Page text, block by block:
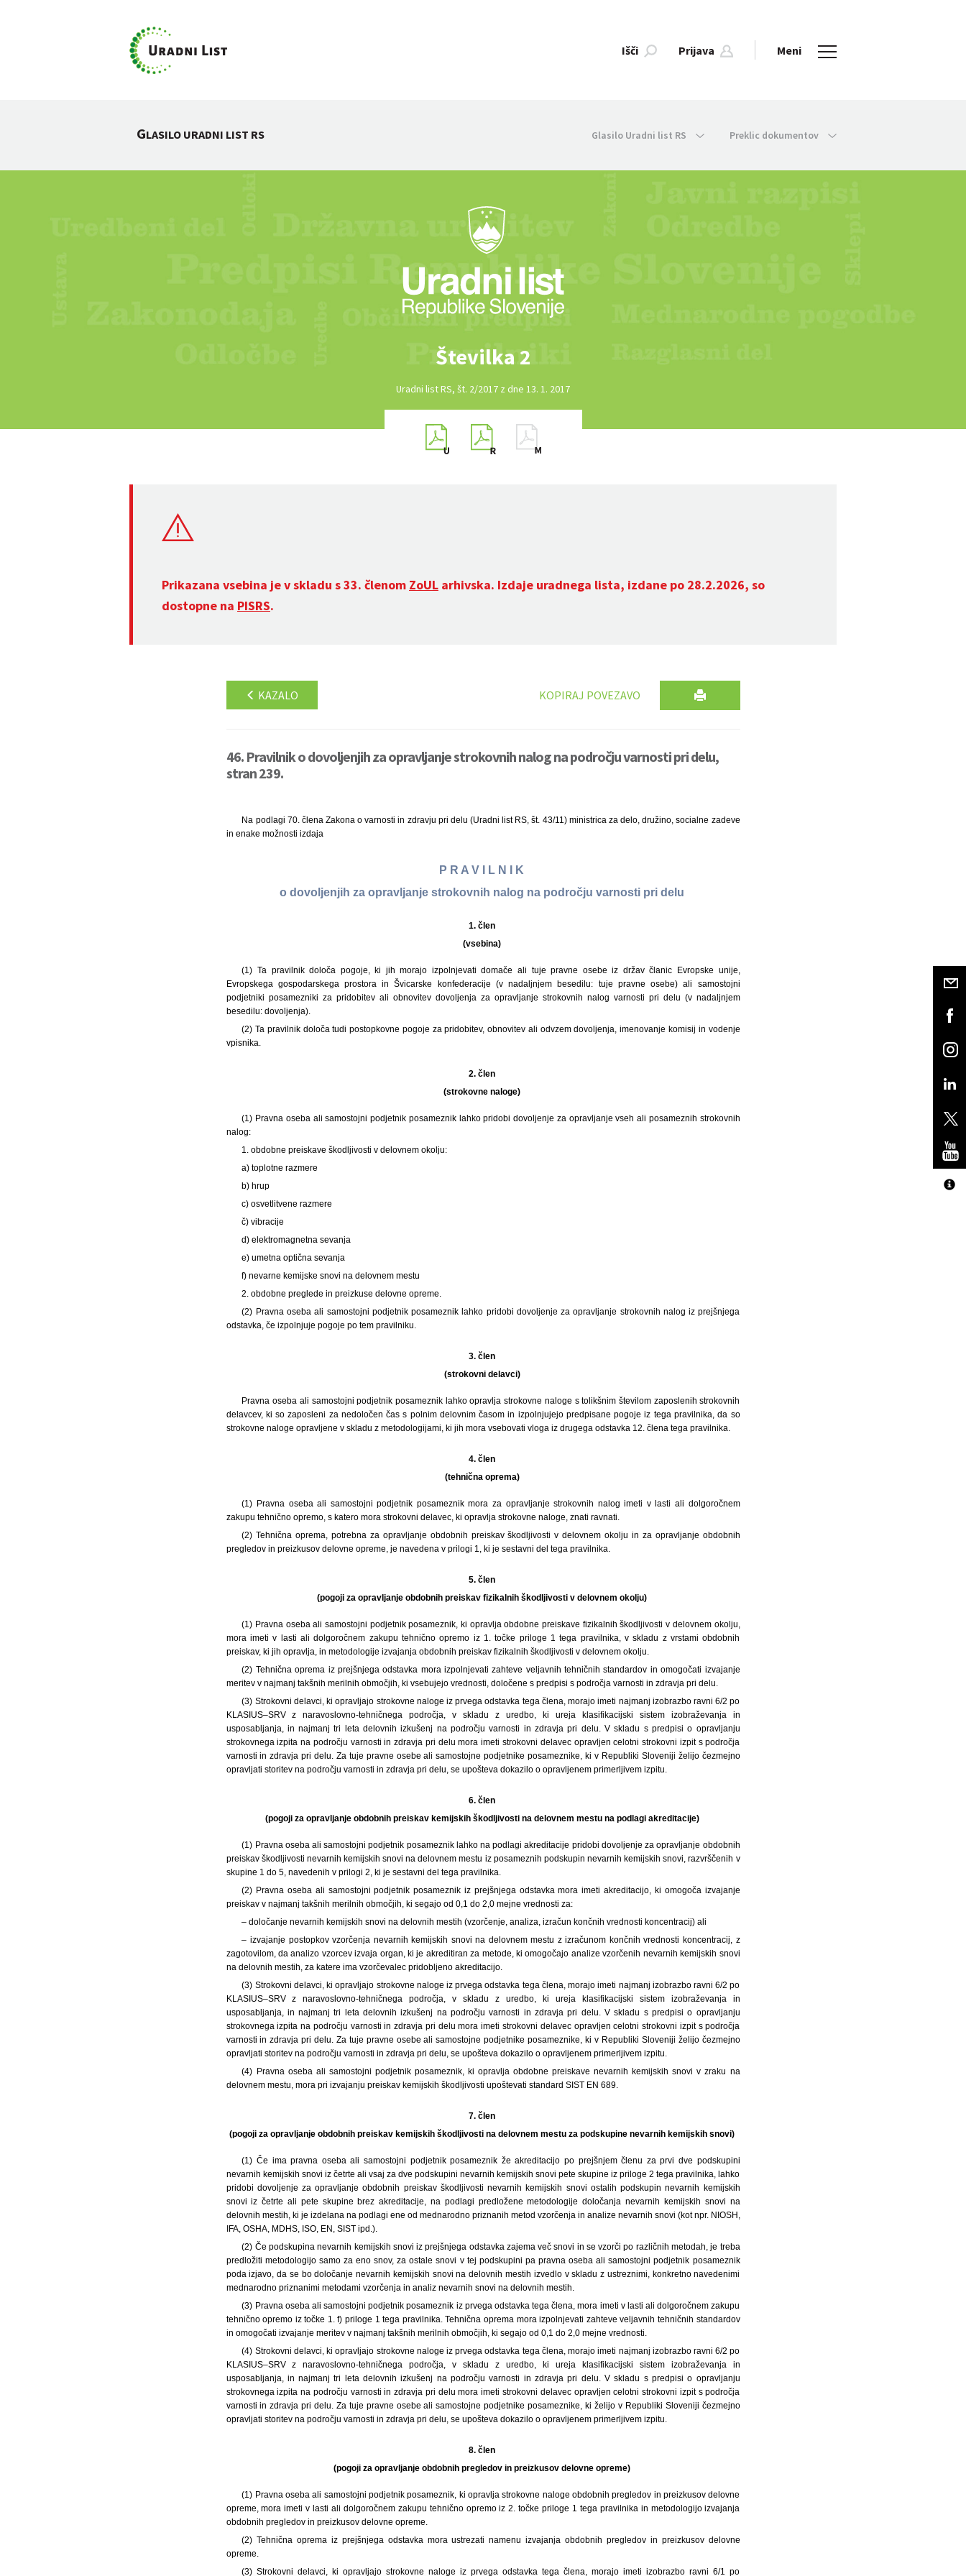
Išči Prijava Meni
GLASILO URADNI LIST RS Glasilo Uradni list RS Preklic dokumentov
Številka 2
Uradni list RS, št. 2/2017 z dne 13. 1. 2017
Prikazana vsebina je v skladu s 33. členom ZoUL arhivska. Izdaje uradnega lista, izdane po 28.2.2026, so
dostopne na PISRS.
KAZALO KOPIRAJ POVEZAVO
46. Pravilnik o dovoljenjih za opravljanje strokovnih nalog na področju varnosti pri delu,
stran 239.
Na podlagi 70. člena Zakona o varnosti in zdravju pri delu (Uradni list RS, št. 43/11) ministrica za delo, družino, socialne zadeve
in enake možnosti izdaja
P R A V I L N I K
o dovoljenjih za opravljanje strokovnih nalog na področju varnosti pri delu
1. člen
(vsebina)
(1) Ta pravilnik določa pogoje, ki jih morajo izpolnjevati domače ali tuje pravne osebe iz držav članic Evropske unije,
Evropskega gospodarskega prostora in Švicarske konfederacije (v nadaljnjem besedilu: tuje pravne osebe) ali samostojni
podjetniki posamezniki za pridobitev ali obnovitev dovoljenja za opravljanje strokovnih nalog varnosti pri delu (v nadaljnjem
besedilu: dovoljenja).
(2) Ta pravilnik določa tudi postopkovne pogoje za pridobitev, obnovitev ali odvzem dovoljenja, imenovanje komisij in vodenje
vpisnika.
2. člen
(strokovne naloge)
(1) Pravna oseba ali samostojni podjetnik posameznik lahko pridobi dovoljenje za opravljanje vseh ali posameznih strokovnih
nalog:
1. obdobne preiskave škodljivosti v delovnem okolju:
a) toplotne razmere
b) hrup
c) osvetlitvene razmere
č) vibracije
d) elektromagnetna sevanja
e) umetna optična sevanja
f) nevarne kemijske snovi na delovnem mestu
2. obdobne preglede in preizkuse delovne opreme.
(2) Pravna oseba ali samostojni podjetnik posameznik lahko pridobi dovoljenje za opravljanje strokovnih nalog iz prejšnjega
odstavka, če izpolnjuje pogoje po tem pravilniku.
3. člen
(strokovni delavci)
Pravna oseba ali samostojni podjetnik posameznik lahko opravlja strokovne naloge s tolikšnim številom zaposlenih strokovnih
delavcev, ki so zaposleni za nedoločen čas s polnim delovnim časom in izpolnjujejo predpisane pogoje iz tega pravilnika, da so
strokovne naloge opravljene v skladu z metodologijami, ki jih mora vsebovati vloga iz drugega odstavka 12. člena tega pravilnika.
4. člen
(tehnična oprema)
(1) Pravna oseba ali samostojni podjetnik posameznik mora za opravljanje strokovnih nalog imeti v lasti ali dolgoročnem
zakupu tehnično opremo, s katero mora strokovni delavec, ki opravlja strokovne naloge, znati ravnati.
(2) Tehnična oprema, potrebna za opravljanje obdobnih preiskav škodljivosti v delovnem okolju in za opravljanje obdobnih
pregledov in preizkusov delovne opreme, je navedena v prilogi 1, ki je sestavni del tega pravilnika.
5. člen
(pogoji za opravljanje obdobnih preiskav fizikalnih škodljivosti v delovnem okolju)
(1) Pravna oseba ali samostojni podjetnik posameznik, ki opravlja obdobne preiskave fizikalnih škodljivosti v delovnem okolju,
mora imeti v lasti ali dolgoročnem zakupu tehnično opremo iz 1. točke priloge 1 tega pravilnika, v skladu z vrstami obdobnih
preiskav, ki jih opravlja, in metodologije izvajanja obdobnih preiskav fizikalnih škodljivosti v delovnem okolju.
(2) Tehnična oprema iz prejšnjega odstavka mora izpolnjevati zahteve veljavnih tehničnih standardov in omogočati izvajanje
meritev v najmanj takšnih merilnih območjih, ki vsebujejo vrednosti, določene s predpisi s področja varnosti in zdravja pri delu.
(3) Strokovni delavci, ki opravljajo strokovne naloge iz prvega odstavka tega člena, morajo imeti najmanj izobrazbo ravni 6/2 po
KLASIUS–SRV z naravoslovno-tehničnega področja, v skladu z uredbo, ki ureja klasifikacijski sistem izobraževanja in
usposabljanja, in najmanj tri leta delovnih izkušenj na področju varnosti in zdravja pri delu. V skladu s predpisi o opravljanju
strokovnega izpita na področju varnosti in zdravja pri delu mora imeti strokovni delavec opravljen celotni strokovni izpit s področja
varnosti in zdravja pri delu. Za tuje pravne osebe ali samostojne podjetnike posameznike, ki v Republiki Sloveniji želijo čezmejno
opravljati storitev na področju varnosti in zdravja pri delu, se upošteva dokazilo o opravljenem primerljivem izpitu.
6. člen
(pogoji za opravljanje obdobnih preiskav kemijskih škodljivosti na delovnem mestu na podlagi akreditacije)
(1) Pravna oseba ali samostojni podjetnik posameznik lahko na podlagi akreditacije pridobi dovoljenje za opravljanje obdobnih
preiskav škodljivosti nevarnih kemijskih snovi na delovnem mestu iz posameznih podskupin nevarnih kemijskih snovi, razvrščenih v
skupine 1 do 5, navedenih v prilogi 2, ki je sestavni del tega pravilnika.
(2) Pravna oseba ali samostojni podjetnik posameznik iz prejšnjega odstavka mora imeti akreditacijo, ki omogoča izvajanje
preiskav v najmanj takšnih merilnih območjih, ki segajo od 0,1 do 2,0 mejne vrednosti za:
– določanje nevarnih kemijskih snovi na delovnih mestih (vzorčenje, analiza, izračun končnih vrednosti koncentracij) ali
– izvajanje postopkov vzorčenja nevarnih kemijskih snovi na delovnem mestu z izračunom končnih vrednosti koncentracij, z
zagotovilom, da analizo vzorcev izvaja organ, ki je akreditiran za metode, ki omogočajo analize vzorčenih nevarnih kemijskih snovi
na delovnih mestih, za katere ima vzorčevalec pridobljeno akreditacijo.
(3) Strokovni delavci, ki opravljajo strokovne naloge iz prvega odstavka tega člena, morajo imeti najmanj izobrazbo ravni 6/2 po
KLASIUS–SRV z naravoslovno-tehničnega področja, v skladu z uredbo, ki ureja klasifikacijski sistem izobraževanja in
usposabljanja, in najmanj tri leta delovnih izkušenj na področju varnosti in zdravja pri delu. V skladu s predpisi o opravljanju
strokovnega izpita na področju varnosti in zdravja pri delu mora imeti strokovni delavec opravljen celotni strokovni izpit s področja
varnosti in zdravja pri delu. Za tuje pravne osebe ali samostojne podjetnike posameznike, ki v Republiki Sloveniji želijo čezmejno
opravljati storitev na področju varnosti in zdravja pri delu, se upošteva dokazilo o opravljenem primerljivem izpitu.
(4) Pravna oseba ali samostojni podjetnik posameznik, ki opravlja obdobne preiskave nevarnih kemijskih snovi v zraku na
delovnem mestu, mora pri izvajanju preiskav kemijskih škodljivosti upoštevati standard SIST EN 689.
7. člen
(pogoji za opravljanje obdobnih preiskav kemijskih škodljivosti na delovnem mestu za podskupine nevarnih kemijskih snovi)
(1) Če ima pravna oseba ali samostojni podjetnik posameznik že akreditacijo po prejšnjem členu za prvi dve podskupini
nevarnih kemijskih snovi iz četrte ali vsaj za dve podskupini nevarnih kemijskih snovi pete skupine iz priloge 2 tega pravilnika, lahko
pridobi dovoljenje za opravljanje obdobnih preiskav škodljivosti nevarnih kemijskih snovi ostalih podskupin nevarnih kemijskih
snovi iz četrte ali pete skupine brez akreditacije, na podlagi predložene metodologije določanja nevarnih kemijskih snovi na
delovnih mestih, ki je izdelana na podlagi ene od mednarodno priznanih metod vzorčenja in analize nevarnih snovi (kot npr. NIOSH,
IFA, OSHA, MDHS, ISO, EN, SIST ipd.).
(2) Če podskupina nevarnih kemijskih snovi iz prejšnjega odstavka zajema več snovi in se vzorči po različnih metodah, je treba
predložiti metodologijo samo za eno snov, za ostale snovi v tej podskupini pa pravna oseba ali samostojni podjetnik posameznik
poda izjavo, da se bo določanje nevarnih kemijskih snovi na delovnih mestih izvedlo v skladu z ustreznimi, konkretno navedenimi
mednarodno priznanimi metodami vzorčenja in analiz nevarnih snovi na delovnih mestih.
(3) Pravna oseba ali samostojni podjetnik posameznik iz prvega odstavka tega člena, mora imeti v lasti ali dolgoročnem zakupu
tehnično opremo iz točke 1. f) priloge 1 tega pravilnika. Tehnična oprema mora izpolnjevati zahteve veljavnih tehničnih standardov
in omogočati izvajanje meritev v najmanj takšnih merilnih območjih, ki segajo od 0,1 do 2,0 mejne vrednosti.
(4) Strokovni delavci, ki opravljajo strokovne naloge iz prvega odstavka tega člena, morajo imeti najmanj izobrazbo ravni 6/2 po
KLASIUS–SRV z naravoslovno-tehničnega področja, v skladu z uredbo, ki ureja klasifikacijski sistem izobraževanja in
usposabljanja, in najmanj tri leta delovnih izkušenj na področju varnosti in zdravja pri delu. V skladu s predpisi o opravljanju
strokovnega izpita na področju varnosti in zdravja pri delu mora imeti strokovni delavec opravljen celotni strokovni izpit s področja
varnosti in zdravja pri delu. Za tuje pravne osebe ali samostojne podjetnike posameznike, ki želijo v Republiki Sloveniji čezmejno
opravljati storitev na področju varnosti in zdravja pri delu, se upošteva dokazilo o opravljenem primerljivem izpitu.
8. člen
(pogoji za opravljanje obdobnih pregledov in preizkusov delovne opreme)
(1) Pravna oseba ali samostojni podjetnik posameznik, ki opravlja strokovne naloge obdobnih pregledov in preizkusov delovne
opreme, mora imeti v lasti ali dolgoročnem zakupu tehnično opremo iz 2. točke priloge 1 tega pravilnika in metodologijo izvajanja
obdobnih pregledov in preizkusov delovne opreme.
(2) Tehnična oprema iz prejšnjega odstavka mora ustrezati namenu izvajanja obdobnih pregledov in preizkusov delovne
opreme.
(3) Strokovni delavci, ki opravljajo strokovne naloge iz prvega odstavka tega člena, morajo imeti izobrazbo ravni 6/1 po